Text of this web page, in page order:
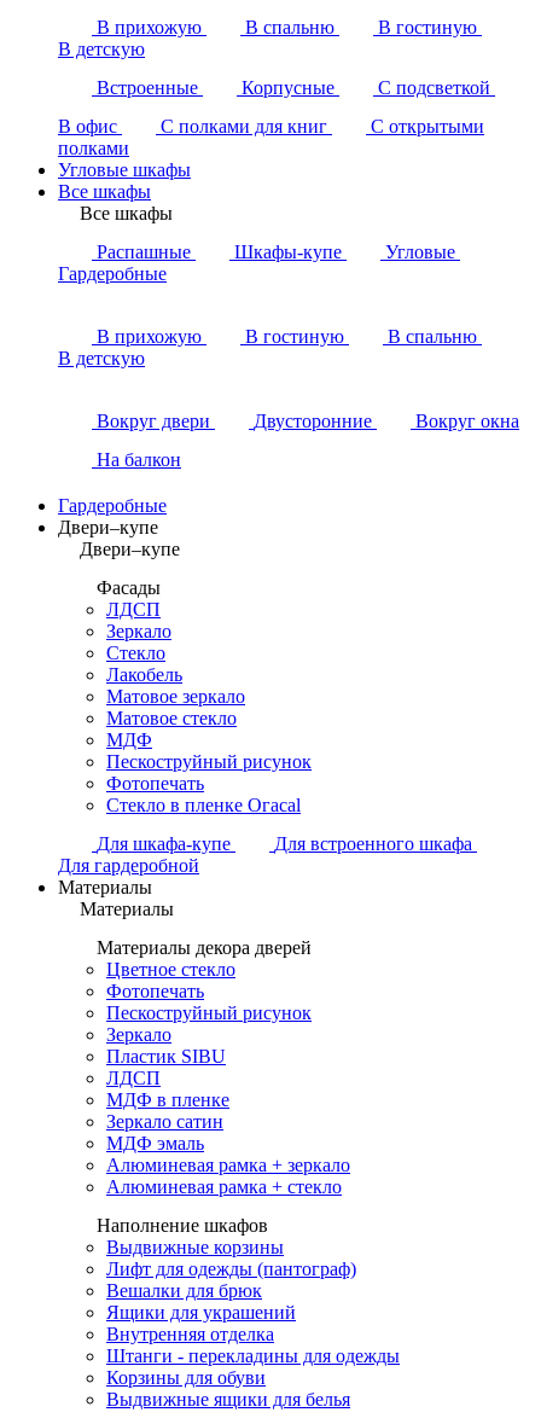
В прихожую
В спальню
В гостиную
В детскую
Встроенные
Корпусные
С подсветкой
В офис
С полками для книг
С открытыми
полками
Угловые шкафы
Все шкафы
Все шкафы
Распашные
Шкафы-купе
Угловые
Гардеробные
В прихожую В гостиную
В спальню
В детскую
Вокруг двери Двусторонние
Вокруг окна
На балкон
Гардеробные
Двери–купе
Двери–купе
Фасады
ЛДСП
Зеркало
Стекло
Лакобель
Матовое зеркало
Матовое стекло
МДФ
Пескоструйный рисунок
Фотопечать
Стекло в пленке Огасаl
Для шкафа-купе
Для встроенного шкафа
Для гардеробной
Материалы
Материалы
Материалы декора дверей
Цветное стекло
Фотопечать
Пескоструйный рисунок
Зеркало
Пластик SIBU
ЛДСП
МДФ в пленке
Зеркало сатин
МДФ эмаль
Алюминевая рамка + зеркало
Алюминевая рамка + стекло
Наполнение шкафов
Выдвижные корзины
Лифт для одежды (пантограф)
Вешалки для брюк
Ящики для украшений
Внутренняя отделка
Штанги - перекладины для одежды
Корзины для обуви
Выдвижные ящики для белья